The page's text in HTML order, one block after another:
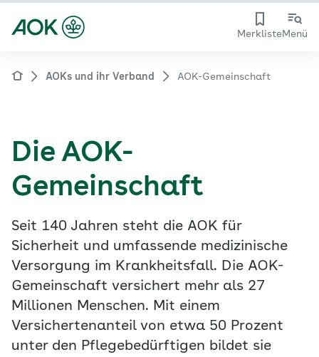
MerklisteMenü
AOKs und ihr Verband AOK-Gemeinschaft
Die AOK-
Gemeinschaft
Seit 140 Jahren steht die AOK für
Sicherheit und umfassende medizinische
Versorgung im Krankheitsfall. Die AOK-
Gemeinschaft versichert mehr als 27
Millionen Menschen. Mit einem
Versichertenanteil von etwa 50 Prozent
unter den Pflegebedürftigen bildet sie